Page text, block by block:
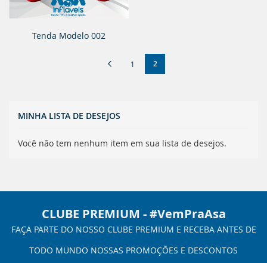
Tenda Modelo 002
Página
Página
AnteriorPágina
1
Você
pagina
2
MINHA LISTA DE DESEJOS
Você não tem nenhum item em sua lista de desejos.
CLUBE PREMIUM - #VemPraAsa